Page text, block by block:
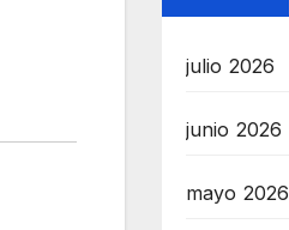
julio 2026
junio 2026
mayo 2026